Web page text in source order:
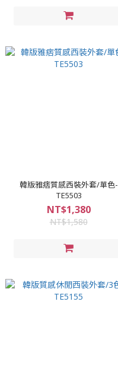
韓版雅痞質感西裝外套/單色-
TE5503
NT$1,380
NT$1,580